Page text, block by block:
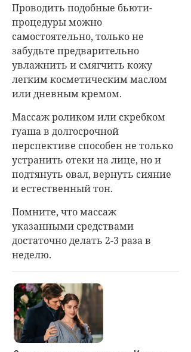
Проводить подобные бьюти-
процедуры можно
самостоятельно, только не
забудьте предварительно
увлажнить и смягчить кожу
легким косметическим маслом
или дневным кремом.
Массаж роликом или скребком
гуаша в долгосрочной
перспективе способен не только
устранить отеки на лице, но и
подтянуть овал, вернуть сияние
и естественный тон.
Помните, что массаж
указанными средствами
достаточно делать 2-3 раза в
неделю.